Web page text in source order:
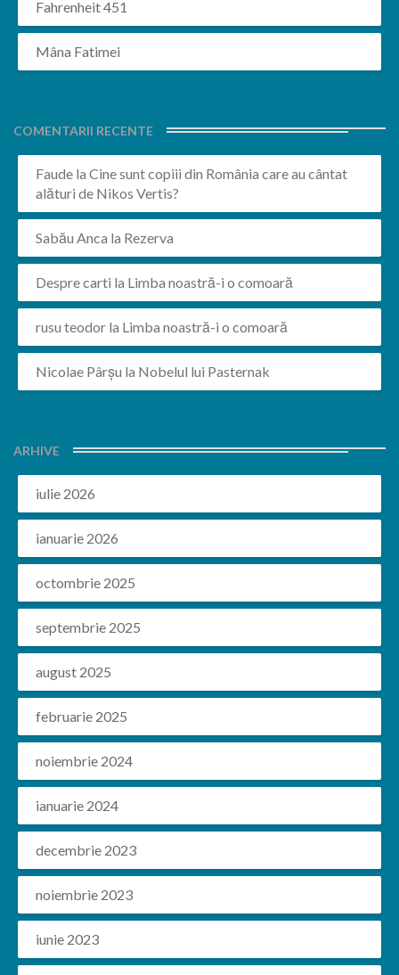
Fahrenheit 451
Mâna Fatimei
COMENTARII RECENTE
Faude la Cine sunt copiii din România care au cântat
alături de Nikos Vertis?
Sabău Anca la Rezerva
Despre carti la Limba noastră-i o comoară
rusu teodor la Limba noastră-i o comoară
Nicolae Pârșu la Nobelul lui Pasternak
ARHIVE
iulie 2026
ianuarie 2026
octombrie 2025
septembrie 2025
august 2025
februarie 2025
noiembrie 2024
ianuarie 2024
decembrie 2023
noiembrie 2023
iunie 2023